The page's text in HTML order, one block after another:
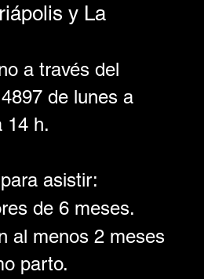
y La
a través del
de lunes a
14 h.
asistir:
de 6 meses.
al menos 2 meses
parto.